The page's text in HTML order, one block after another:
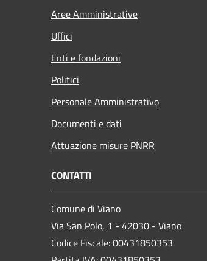
Aree Amministrative
Uffici
Enti e fondazioni
Politici
Personale Amministrativo
Documenti e dati
Attuazione misure PNRR
CONTATTI
Comune di Viano
Via San Polo, 1 - 42030 - Viano
Codice Fiscale: 00431850353